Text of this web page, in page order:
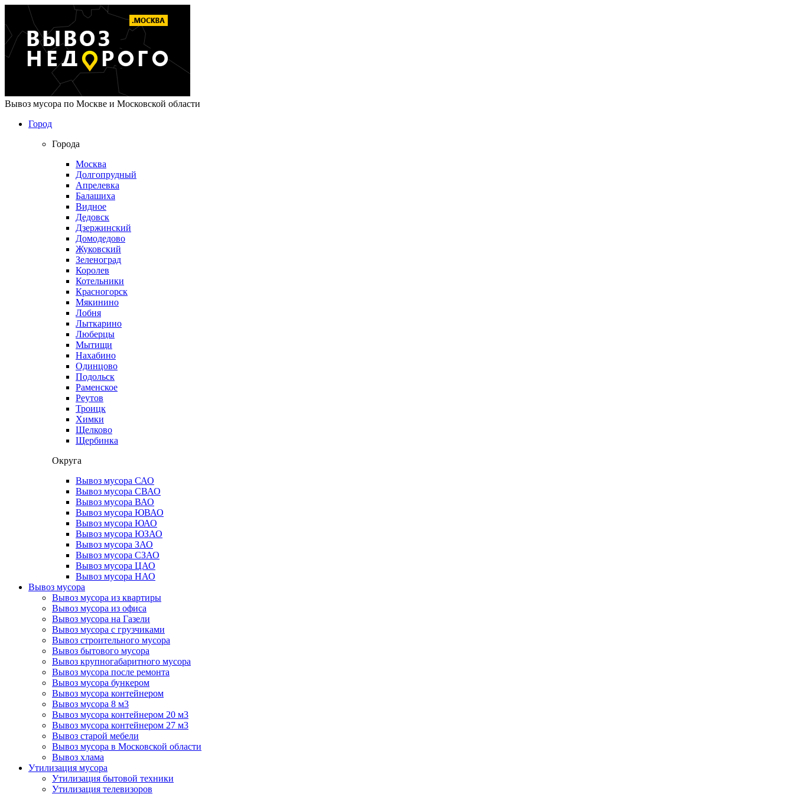
Вывоз мусора по Москве и Московской области
Город
Города
Москва
Долгопрудный
Апрелевка
Балашиха
Видное
Дедовск
Дзержинский
Домодедово
Жуковский
Зеленоград
Королев
Котельники
Красногорск
Мякинино
Лобня
Лыткарино
Люберцы
Мытищи
Нахабино
Одинцово
Подольск
Раменское
Реутов
Троицк
Химки
Щелково
Щербинка
Округа
Вывоз мусора САО
Вывоз мусора СВАО
Вывоз мусора ВАО
Вывоз мусора ЮВАО
Вывоз мусора ЮАО
Вывоз мусора ЮЗАО
Вывоз мусора ЗАО
Вывоз мусора СЗАО
Вывоз мусора ЦАО
Вывоз мусора НАО
Вывоз мусора
Вывоз мусора из квартиры
Вывоз мусора из офиса
Вывоз мусора на Газели
Вывоз мусора с грузчиками
Вывоз строительного мусора
Вывоз бытового мусора
Вывоз крупногабаритного мусора
Вывоз мусора после ремонта
Вывоз мусора бункером
Вывоз мусора контейнером
Вывоз мусора 8 м3
Вывоз мусора контейнером 20 м3
Вывоз мусора контейнером 27 м3
Вывоз старой мебели
Вывоз мусора в Московской области
Вывоз хлама
Утилизация мусора
Утилизация бытовой техники
Утилизация телевизоров